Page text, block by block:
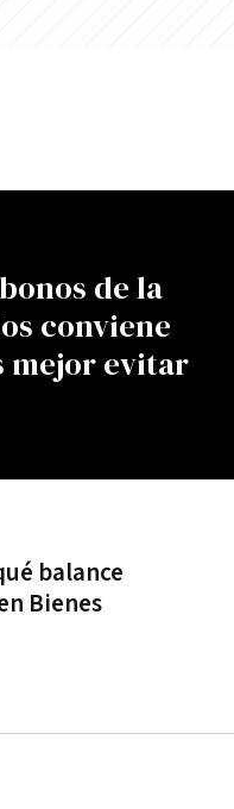
de la
conviene
mejor evitar
balance
Bienes